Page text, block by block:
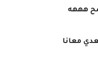
هههه
معانا